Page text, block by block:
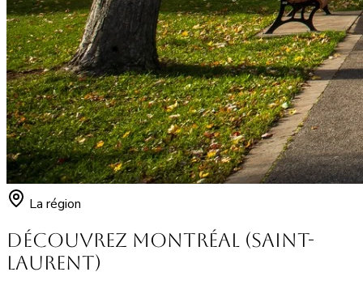
La région
Découvrez Montréal (Saint-
Laurent)